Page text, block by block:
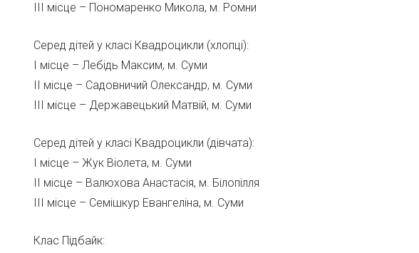
ІІІ місце – Пономаренко Микола, м. Ромни
Серед дітей у класі Квадроцикли (хлопці):
І місце – Лебідь Максим, м. Суми
ІІ місце – Садовничий Олександр, м. Суми
ІІІ місце – Державецький Матвій, м. Суми
Серед дітей у класі Квадроцикли (дівчата):
І місце – Жук Віолета, м. Суми
ІІ місце – Валюхова Анастасія, м. Білопілля
ІІІ місце – Семішкур Евангеліна, м. Суми
Клас Підбайк: